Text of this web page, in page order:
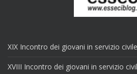
XIX Incontro dei giovani in servizio
XVIII Incontro dei giovani in servizio